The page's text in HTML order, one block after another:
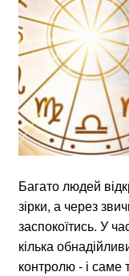
Багато людей
зірки, а через
заспокоїтись. У
кілька
контролю - і